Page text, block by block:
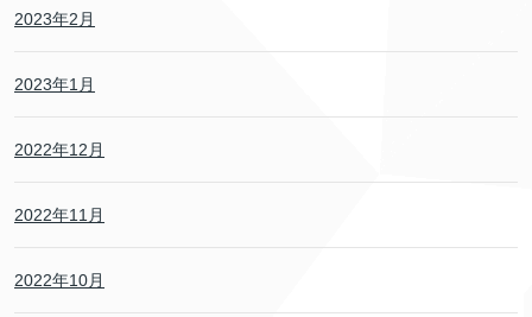
2023年2月
2023年1月
2022年12月
2022年11月
2022年10月